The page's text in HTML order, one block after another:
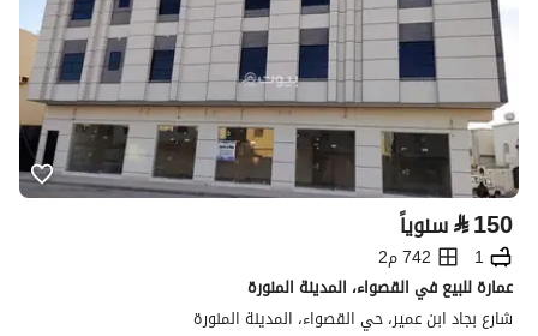
⃁150 سنوياً
1
742 م2
عمارة للبيع في القصواء، المدينة المنورة
شارع بجاد ابن عمير، حي القصواء، المدينة المنورة